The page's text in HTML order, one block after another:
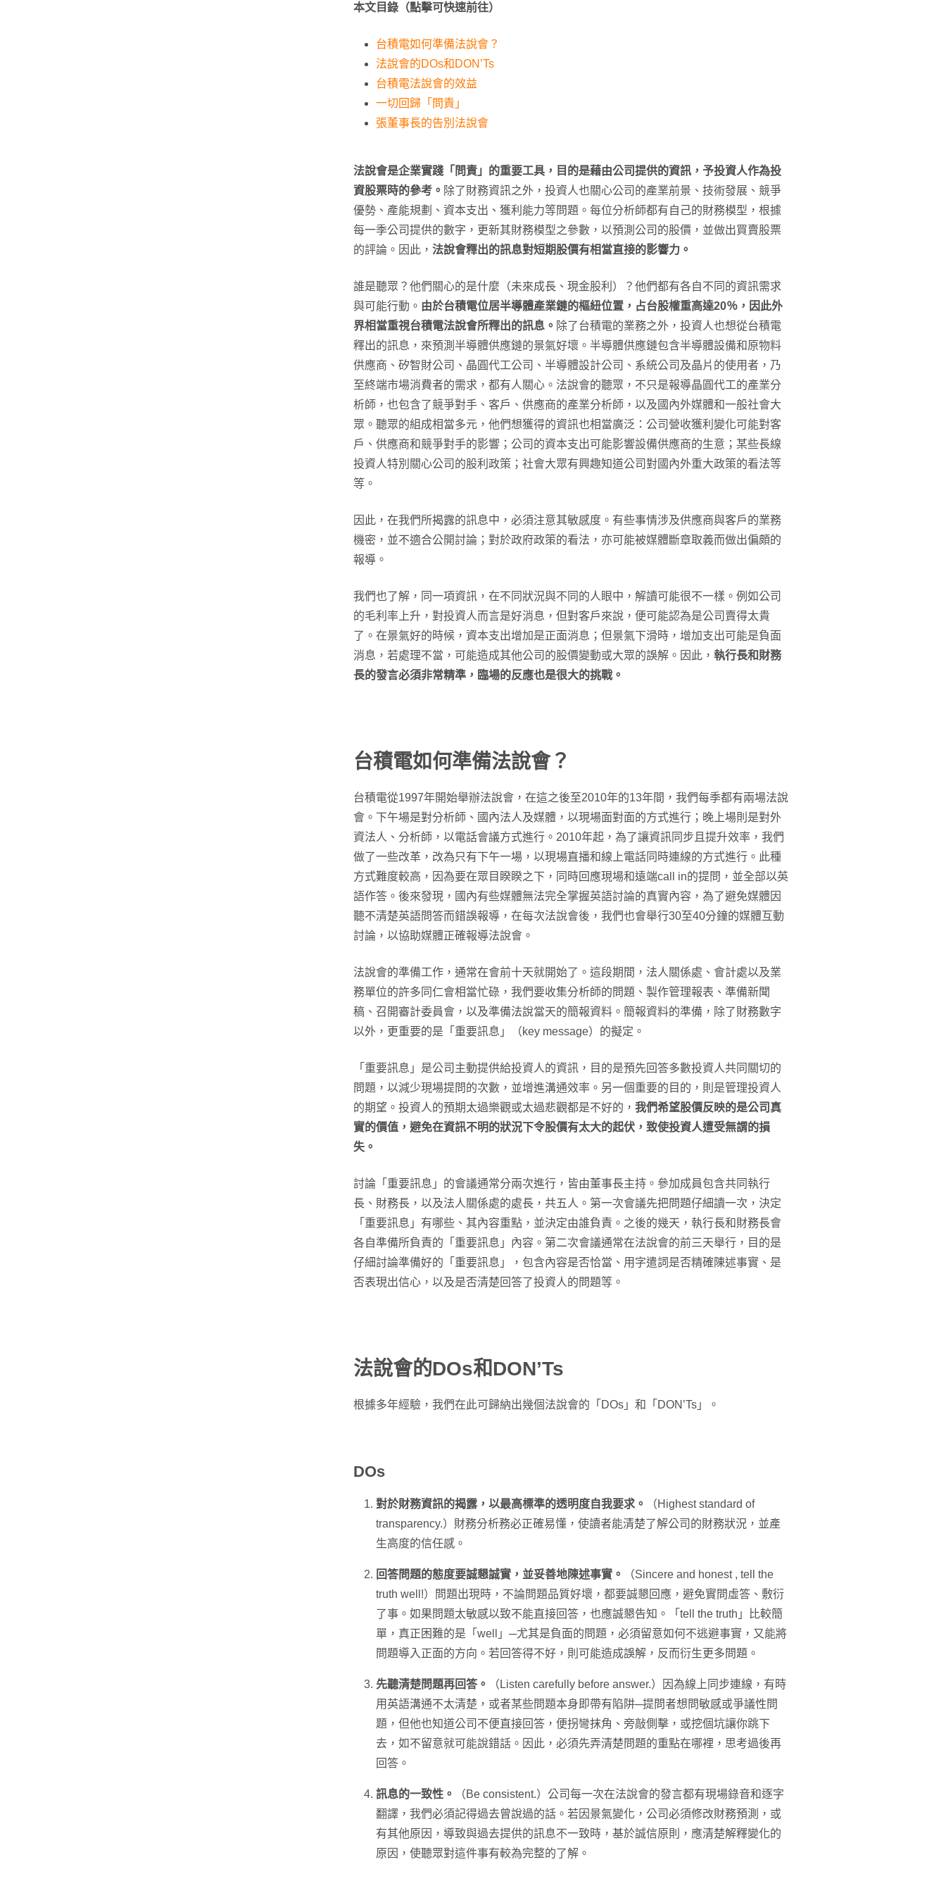
本文目錄（點擊可快速前往）
台積電如何準備法說會？
法說會的DOs和DON’Ts
台積電法說會的效益
一切回歸「問責」
張董事長的告別法說會
法說會是企業實踐「問責」的重要工具，目的是藉由公司提供的資訊，予投資人作為投
資股票時的參考。 除了財務資訊之外，投資人也關心公司的產業前景、技術發展、競爭
優勢、產能規劃、資本支出、獲利能力等問題。每位分析師都有自己的財務模型，根據
每一季公司提供的數字，更新其財務模型之參數，以預測公司的股價，並做出買賣股票
的評論。因此， 法說會釋出的訊息對短期股價有相當直接的影響力。
誰是聽眾？他們關心的是什麼（未來成長、現金股利）？他們都有各自不同的資訊需求
與可能行動。 由於台積電位居半導體產業鏈的樞紐位置，占台股權重高達20％，因此外
界相當重視台積電法說會所釋出的訊息。 除了台積電的業務之外，投資人也想從台積電
釋出的訊息，來預測半導體供應鏈的景氣好壞。半導體供應鏈包含半導體設備和原物料
供應商、矽智財公司、晶圓代工公司、半導體設計公司、系統公司及晶片的使用者，乃
至終端市場消費者的需求，都有人關心。法說會的聽眾，不只是報導晶圓代工的產業分
析師，也包含了競爭對手、客戶、供應商的產業分析師，以及國內外媒體和一般社會大
眾。聽眾的組成相當多元，他們想獲得的資訊也相當廣泛：公司營收獲利變化可能對客
戶、供應商和競爭對手的影響；公司的資本支出可能影響設備供應商的生意；某些長線
投資人特別關心公司的股利政策；社會大眾有興趣知道公司對國內外重大政策的看法等
等。
因此，在我們所揭露的訊息中，必須注意其敏感度。有些事情涉及供應商與客戶的業務
機密，並不適合公開討論；對於政府政策的看法，亦可能被媒體斷章取義而做出偏頗的
報導。
我們也了解，同一項資訊，在不同狀況與不同的人眼中，解讀可能很不一樣。例如公司
的毛利率上升，對投資人而言是好消息，但對客戶來說，便可能認為是公司賣得太貴
了。在景氣好的時候，資本支出增加是正面消息；但景氣下滑時，增加支出可能是負面
消息，若處理不當，可能造成其他公司的股價變動或大眾的誤解。因此， 執行長和財務
長的發言必須非常精準，臨場的反應也是很大的挑戰。
台積電如何準備法說會？
台積電從1997年開始舉辦法說會，在這之後至2010年的13年間，我們每季都有兩場法說
會。下午場是對分析師、國內法人及媒體，以現場面對面的方式進行；晚上場則是對外
資法人、分析師，以電話會議方式進行。2010年起，為了讓資訊同步且提升效率，我們
做了一些改革，改為只有下午一場，以現場直播和線上電話同時連線的方式進行。此種
方式難度較高，因為要在眾目睽睽之下，同時回應現場和遠端call in的提問，並全部以英
語作答。後來發現，國內有些媒體無法完全掌握英語討論的真實內容，為了避免媒體因
聽不清楚英語問答而錯誤報導，在每次法說會後，我們也會舉行30至40分鐘的媒體互動
討論，以協助媒體正確報導法說會。
法說會的準備工作，通常在會前十天就開始了。這段期間，法人關係處、會計處以及業
務單位的許多同仁會相當忙碌，我們要收集分析師的問題、製作管理報表、準備新聞
稿、召開審計委員會，以及準備法說當天的簡報資料。簡報資料的準備，除了財務數字
以外，更重要的是「重要訊息」（key message）的擬定。
「重要訊息」是公司主動提供給投資人的資訊，目的是預先回答多數投資人共同關切的
問題，以減少現場提問的次數，並增進溝通效率。另一個重要的目的，則是管理投資人
的期望。投資人的預期太過樂觀或太過悲觀都是不好的， 我們希望股價反映的是公司真
實的價值，避免在資訊不明的狀況下令股價有太大的起伏，致使投資人遭受無謂的損
失。
討論「重要訊息」的會議通常分兩次進行，皆由董事長主持。參加成員包含共同執行
長、財務長，以及法人關係處的處長，共五人。第一次會議先把問題仔細讀一次，決定
「重要訊息」有哪些、其內容重點，並決定由誰負責。之後的幾天，執行長和財務長會
各自準備所負責的「重要訊息」內容。第二次會議通常在法說會的前三天舉行，目的是
仔細討論準備好的「重要訊息」，包含內容是否恰當、用字遣詞是否精確陳述事實、是
否表現出信心，以及是否清楚回答了投資人的問題等。
法說會的DOs和DON’Ts
根據多年經驗，我們在此可歸納出幾個法說會的「DOs」和「DON’Ts」。
DOs
對於財務資訊的揭露，以最高標準的透明度自我要求。
（Highest standard of
transparency.）財務分析務必正確易懂，使讀者能清楚了解公司的財務狀況，並產
生高度的信任感。
回答問題的態度要誠懇誠實，並妥善地陳述事實。
（Sincere and honest , tell the
truth well!）問題出現時，不論問題品質好壞，都要誠懇回應，避免實問虛答、敷衍
了事。如果問題太敏感以致不能直接回答，也應誠懇告知。「tell the truth」比較簡
單，真正困難的是「well」─尤其是負面的問題，必須留意如何不逃避事實，又能將
問題導入正面的方向。若回答得不好，則可能造成誤解，反而衍生更多問題。
先聽清楚問題再回答。
（Listen carefully before answer.）因為線上同步連線，有時
用英語溝通不太清楚，或者某些問題本身即帶有陷阱─提問者想問敏感或爭議性問
題，但他也知道公司不便直接回答，便拐彎抹角、旁敲側擊，或挖個坑讓你跳下
去，如不留意就可能說錯話。因此，必須先弄清楚問題的重點在哪裡，思考過後再
回答。
訊息的一致性。
（Be consistent.）公司每一次在法說會的發言都有現場錄音和逐字
翻譯，我們必須記得過去曾說過的話。若因景氣變化，公司必須修改財務預測，或
有其他原因，導致與過去提供的訊息不一致時，基於誠信原則，應清楚解釋變化的
原因，使聽眾對這件事有較為完整的了解。